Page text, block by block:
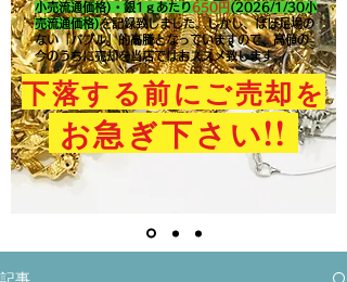
小売流通価格)・銀1ｇあたり650円 (2026/1/30小
売流通価格)を記録致しました。​しかし、ほぼ足場の
ない「バブル」的高騰となっていますので、高値の
今のうちに売却を当店ではおススメ致します。
下落する前にご売却を
お急ぎ下さい!!